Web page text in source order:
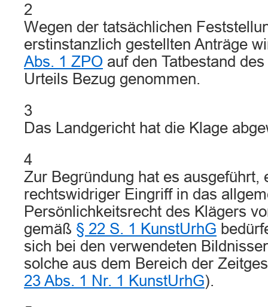
2
Wegen der tatsächlichen
erstinstanzlich gestellten Anträge
Abs. 1 ZPO auf den Tatbestand
Urteils Bezug genommen.
3
Das Landgericht hat die Klage
4
Zur Begründung hat es ausgeführt,
rechtswidriger Eingriff in das
Persönlichkeitsrecht des Klägers
gemäß § 22 S. 1 KunstUrhG
sich bei den verwendeten
solche aus dem Bereich der
23 Abs. 1 Nr. 1 KunstUrhG).